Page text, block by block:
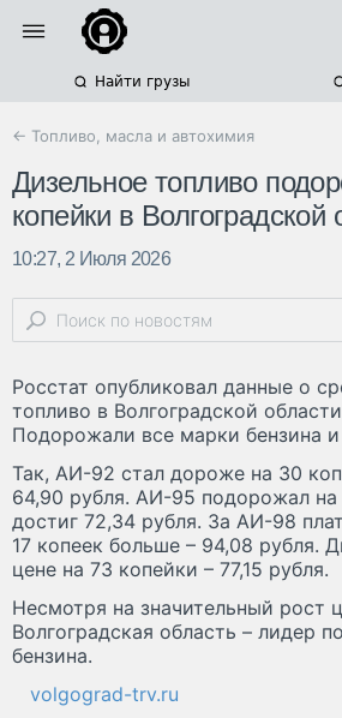
Найти грузы
← Топливо, масла и автохимия
Дизельное топливо
копейки в Волгоградской
10:27, 2 Июля 2026
Росстат опубликовал данные о
топливо в Волгоградской
Подорожали все марки бензина и
Так, АИ-92 стал дороже на 30
64,90 рубля. АИ-95 подорожал на
достиг 72,34 рубля. За АИ-98
17 копеек больше – 94,08 рубля.
цене на 73 копейки – 77,15 рубля.
Несмотря на значительный
Волгоградская область – лидер
бензина.
volgograd-trv.ru